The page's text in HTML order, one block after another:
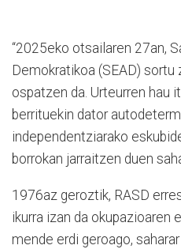
“2025eko otsailaren 27an,
Demokratikoa (SEAD) sortu
ospatzen da. Urteurren hau
berrituekin dator
independentziarako
borrokan jarraitzen duen
1976az geroztik, RASD
ikurra izan da okupazioaren
mende erdi geroago,